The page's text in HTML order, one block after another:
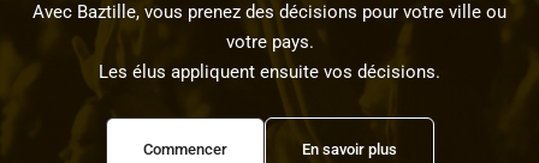
Avec Baztille, vous prenez des décisions pour votre ville ou
votre pays.
Les élus appliquent ensuite vos décisions.
Commencer En savoir plus